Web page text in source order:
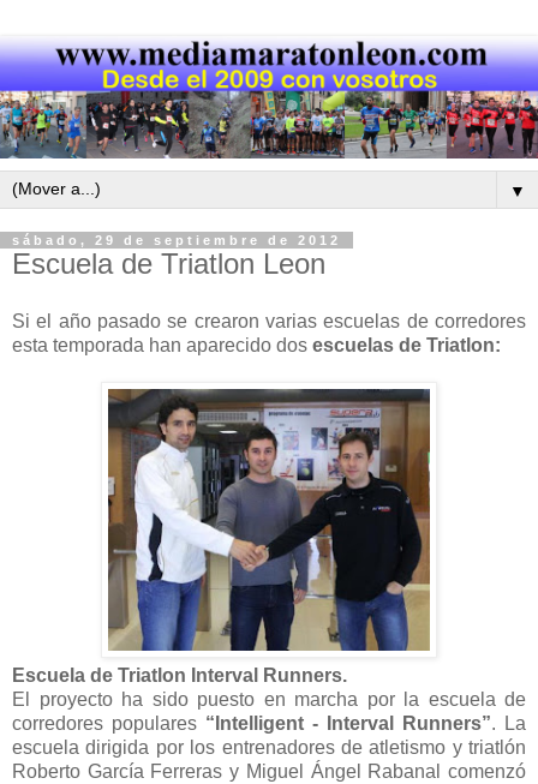
▼
sábado, 29 de septiembre de 2012
Escuela de Triatlon Leon
Si el año pasado se crearon varias escuelas de corredores
esta temporada han aparecido dos escuelas de Triatlon:
Escuela de Triatlon Interval Runners.
El proyecto ha sido puesto en marcha por la escuela de
corredores populares “Intelligent - Interval Runners”. La
escuela dirigida por los entrenadores de atletismo y triatlón
Roberto García Ferreras y Miguel Ángel Rabanal comenzó